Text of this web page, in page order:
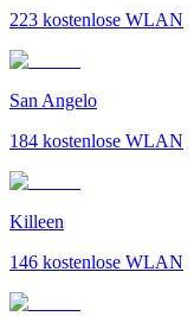
223 kostenlose WLAN
San Angelo
184 kostenlose WLAN
Killeen
146 kostenlose WLAN